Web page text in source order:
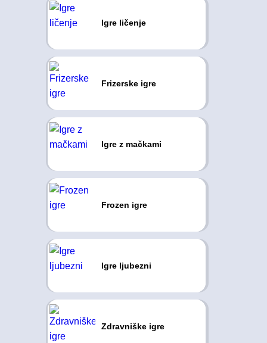
Igre ličenje
Frizerske igre
Igre z mačkami
Frozen igre
Igre ljubezni
Zdravniške igre